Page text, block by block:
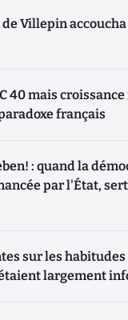
Villepin
40 mais
français
: quand la
par l'État,
sur les
largement